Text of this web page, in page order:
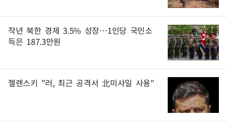
작년 북한 경제 3.5% 성장…1인당 국민소
득은 187.3만원
젤렌스키 "러, 최근 공격서 北미사일 사용"